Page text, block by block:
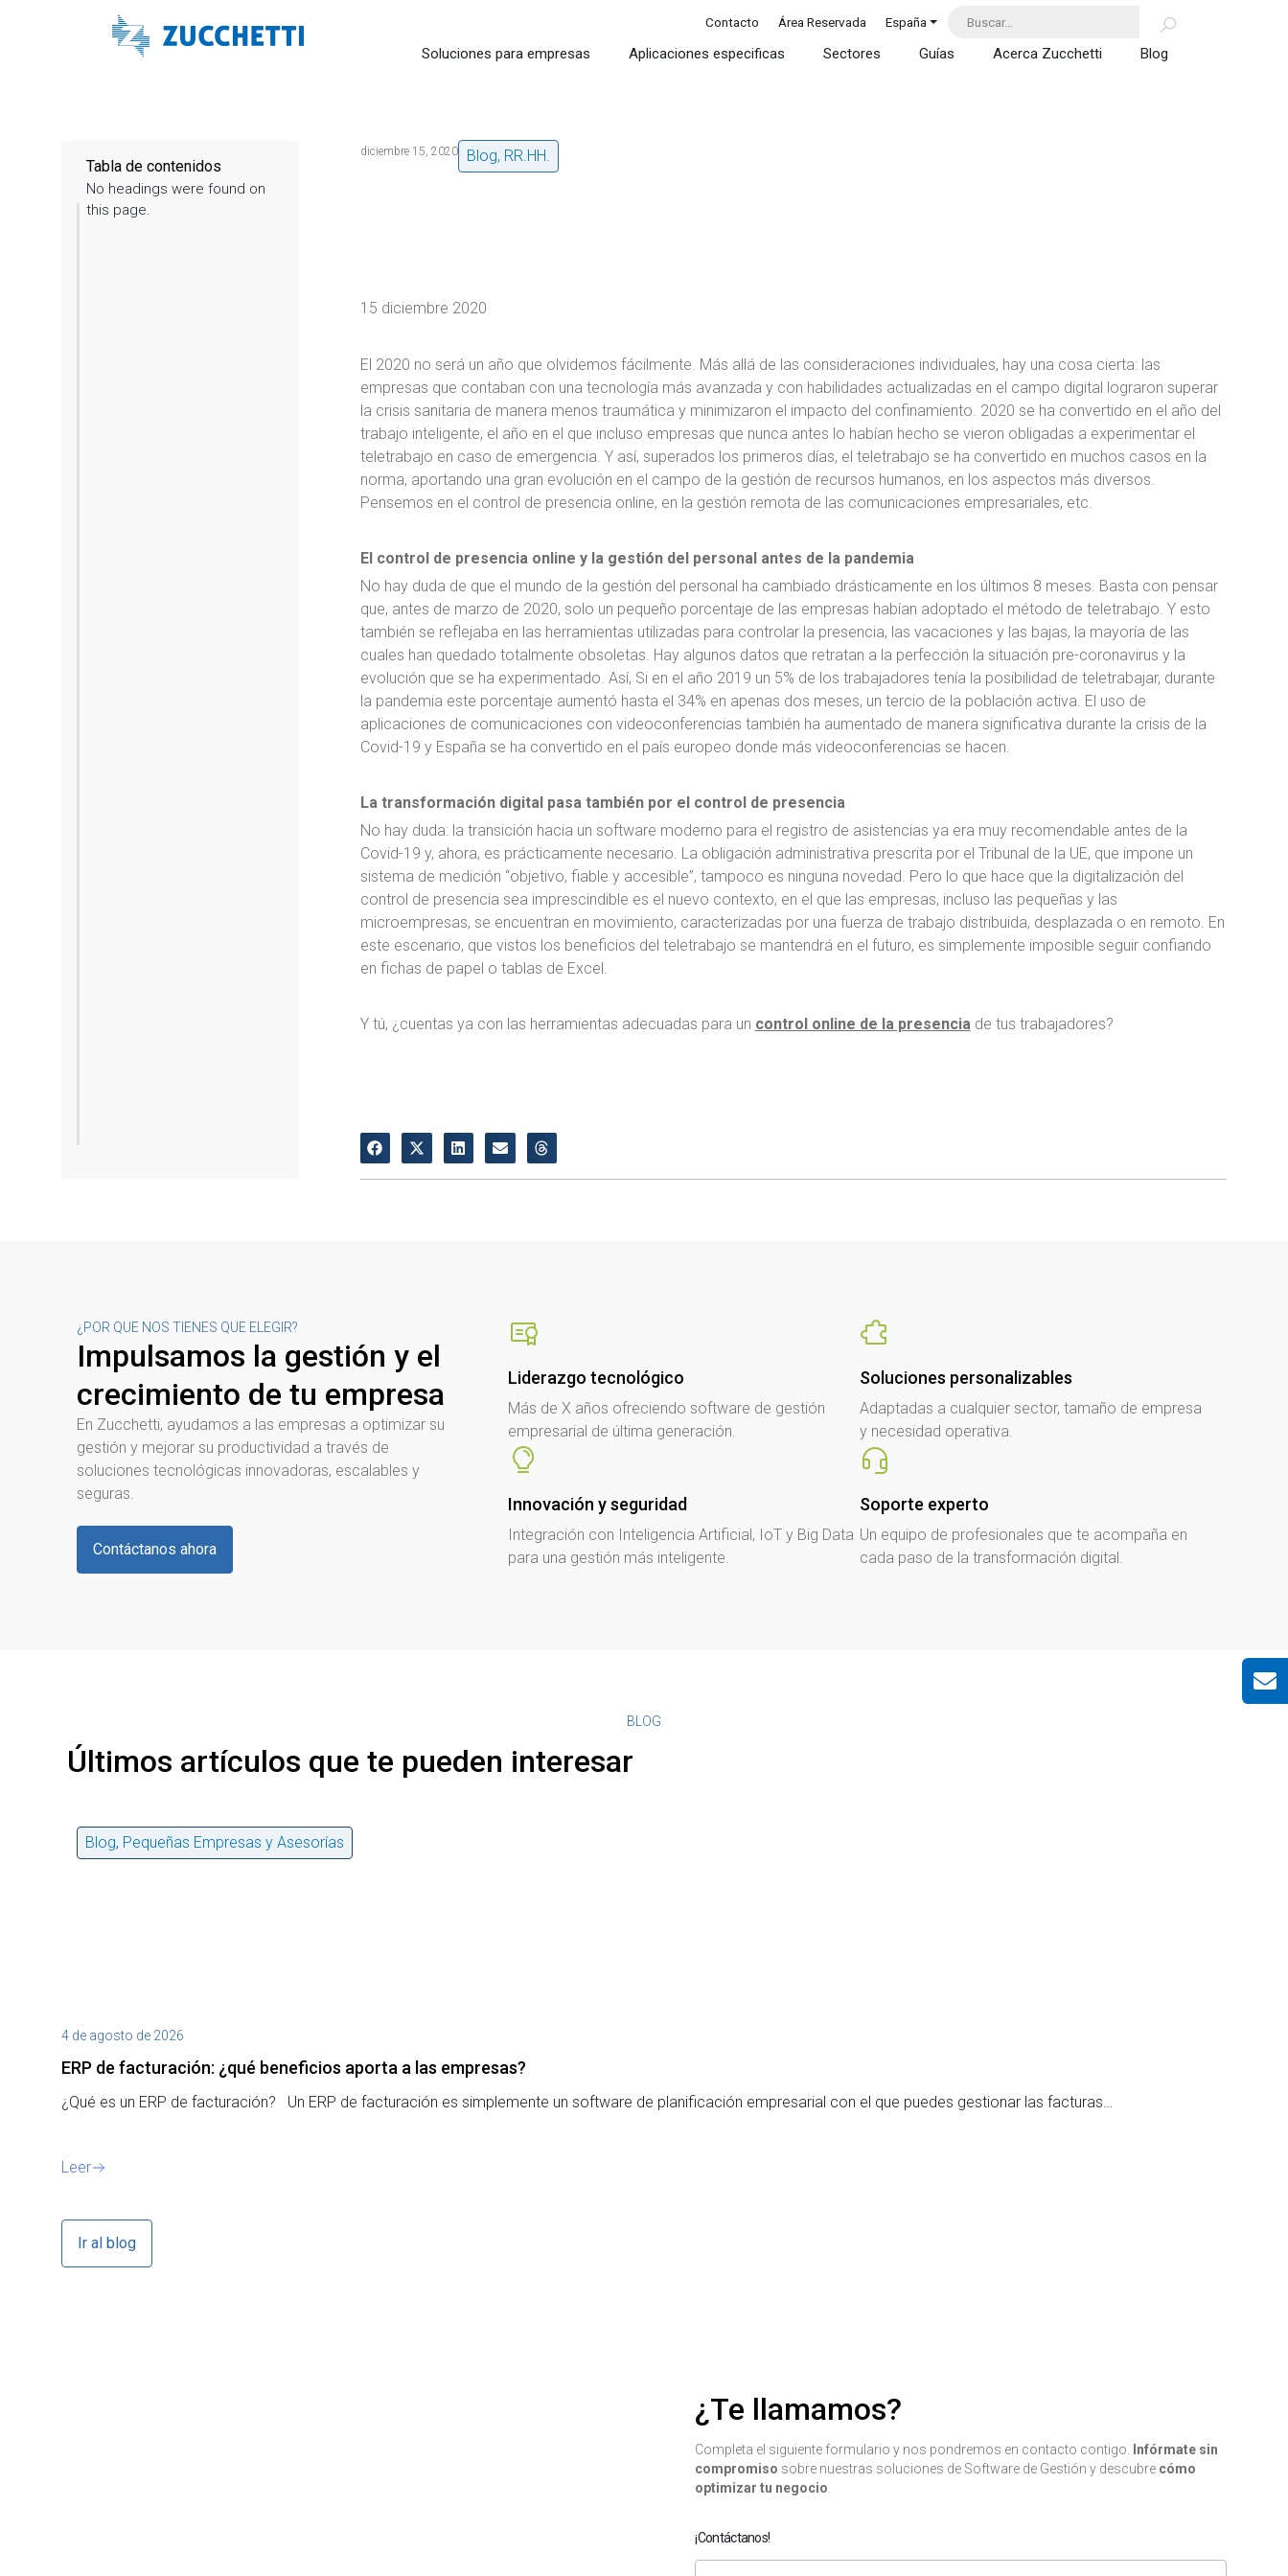
Contacto Área Reservada España
Soluciones para empresas Aplicaciones especificas Sectores Guías Acerca Zucchetti Blog
Tabla de contenidos
No headings were found on
this page.
diciembre 15, 2020 Blog, RR.HH.
15 diciembre 2020
El 2020 no será un año que olvidemos fácilmente. Más allá de las consideraciones individuales, hay una cosa cierta: las
empresas que contaban con una tecnología más avanzada y con habilidades actualizadas en el campo digital lograron superar
la crisis sanitaria de manera menos traumática y minimizaron el impacto del confinamiento. 2020 se ha convertido en el año del
trabajo inteligente, el año en el que incluso empresas que nunca antes lo habían hecho se vieron obligadas a experimentar el
teletrabajo en caso de emergencia. Y así, superados los primeros días, el teletrabajo se ha convertido en muchos casos en la
norma, aportando una gran evolución en el campo de la gestión de recursos humanos, en los aspectos más diversos.
Pensemos en el control de presencia online, en la gestión remota de las comunicaciones empresariales, etc.
El control de presencia online y la gestión del personal antes de la pandemia
No hay duda de que el mundo de la gestión del personal ha cambiado drásticamente en los últimos 8 meses. Basta con pensar
que, antes de marzo de 2020, solo un pequeño porcentaje de las empresas habían adoptado el método de teletrabajo. Y esto
también se reflejaba en las herramientas utilizadas para controlar la presencia, las vacaciones y las bajas, la mayoría de las
cuales han quedado totalmente obsoletas. Hay algunos datos que retratan a la perfección la situación pre-coronavirus y la
evolución que se ha experimentado. Así, Si en el año 2019 un 5% de los trabajadores tenía la posibilidad de teletrabajar, durante
la pandemia este porcentaje aumentó hasta el 34% en apenas dos meses, un tercio de la población activa. El uso de
aplicaciones de comunicaciones con videoconferencias también ha aumentado de manera significativa durante la crisis de la
Covid-19 y España se ha convertido en el país europeo donde más videoconferencias se hacen.
La transformación digital pasa también por el control de presencia
No hay duda: la transición hacia un software moderno para el registro de asistencias ya era muy recomendable antes de la
Covid-19 y, ahora, es prácticamente necesario. La obligación administrativa prescrita por el Tribunal de la UE, que impone un
sistema de medición “objetivo, fiable y accesible”, tampoco es ninguna novedad. Pero lo que hace que la digitalización del
control de presencia sea imprescindible es el nuevo contexto, en el que las empresas, incluso las pequeñas y las
microempresas, se encuentran en movimiento, caracterizadas por una fuerza de trabajo distribuida, desplazada o en remoto. En
este escenario, que vistos los beneficios del teletrabajo se mantendrá en el futuro, es simplemente imposible seguir confiando
en fichas de papel o tablas de Excel.
Y tú, ¿cuentas ya con las herramientas adecuadas para un control online de la presenciade tus trabajadores?
¿POR QUE NOS TIENES QUE ELEGIR?
Impulsamos la gestión y el
crecimiento de tu empresa
En Zucchetti, ayudamos a las empresas a optimizar su
gestión y mejorar su productividad a través de
soluciones tecnológicas innovadoras, escalables y
seguras.
Contáctanos ahora
Liderazgo tecnológico
Más de X años ofreciendo software de gestión
empresarial de última generación.
Soluciones personalizables
Adaptadas a cualquier sector, tamaño de empresa
y necesidad operativa.
Innovación y seguridad
Integración con Inteligencia Artificial, IoT y Big Data
para una gestión más inteligente.
Soporte experto
Un equipo de profesionales que te acompaña en
cada paso de la transformación digital.
BLOG
Últimos artículos que te pueden interesar
Blog, Pequeñas Empresas y Asesorías
4 de agosto de 2026
ERP de facturación​: ¿qué beneficios aporta a las empresas?
¿Qué es un ERP de facturación? Un ERP de facturación es simplemente un software de planificación empresarial con el que puedes gestionar las facturas…
Leer
Ir al blog
¿Te llamamos?
Completa el siguiente formulario y nos pondremos en contacto contigo. Infórmate sin
compromiso sobre nuestras soluciones de Software de Gestión y descubre cómo
optimizar tu negocio
¡Contáctanos!